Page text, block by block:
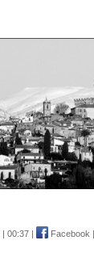
| 00:37 | Facebook |